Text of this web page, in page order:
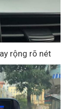
rộng rõ nét